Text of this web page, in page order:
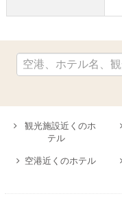
観光施設近くのホ
テル
空港近くのホテル